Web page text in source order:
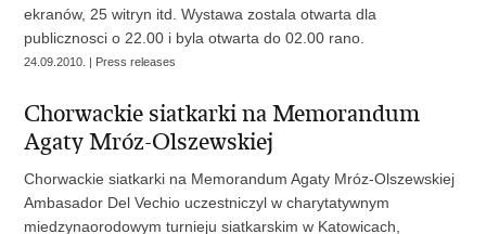
ekranów, 25 witryn itd. Wystawa zostala otwarta dla
publicznosci o 22.00 i byla otwarta do 02.00 rano.
24.09.2010. | Press releases
Chorwackie siatkarki na Memorandum
Agaty Mróz-Olszewskiej
Chorwackie siatkarki na Memorandum Agaty Mróz-Olszewskiej
Ambasador Del Vechio uczestniczyl w charytatywnym
miedzynaorodowym turnieju siatkarskim w Katowicach,